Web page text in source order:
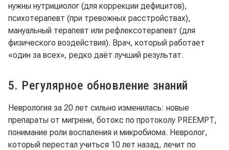
нужны нутрициолог (для коррекции дефицитов),
психотерапевт (при тревожных расстройствах),
мануальный терапевт или рефлексотерапевт (для
физического воздействия). Врач, который работает
«один за всех», редко даёт лучший результат.
5. Регулярное обновление знаний
Неврология за 20 лет сильно изменилась: новые
препараты от мигрени, ботокс по протоколу PREEMPT,
понимание роли воспаления и микробиома. Невролог,
который перестал учиться 10 лет назад, лечит по